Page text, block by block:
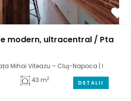
modern, ultracentral / Pta
Mihai Viteazu – Cluj-Napoca | I
43 m2
DETALII